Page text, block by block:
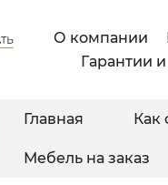
О компании
Гарантии
Главная Как
Мебель на заказ